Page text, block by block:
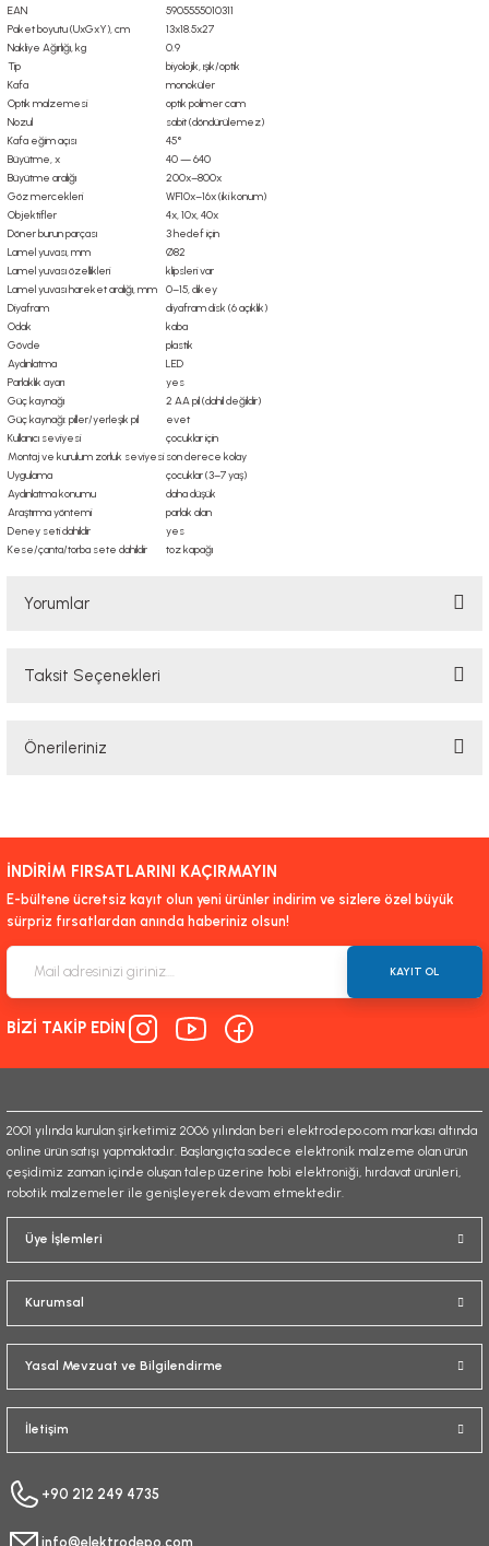
EAN
5905555010311
Paket boyutu (UxGxY), cm
13x18.5x27
Nakliye Ağırlığı, kg
0.9
Tip
biyolojik, ışık/optik
Kafa
monoküler
Optik malzemesi
optik polimer cam
Nozul
sabit (döndürülemez)
Kafa eğim açısı
45°
Büyütme, x
40 — 640
Büyütme aralığı
200x–800x
Göz mercekleri
WF10x–16x (iki konum)
Objektifler
4x, 10x, 40x
Döner burun parçası
3 hedef için
Lamel yuvası, mm
Ø82
Lamel yuvası özellikleri
klipsleri var
Lamel yuvası hareket aralığı, mm
0–15, dikey
Diyafram
diyafram disk (6 açıklık)
Odak
kaba
Gövde
plastik
Aydınlatma
LED
Parlaklık ayarı
yes
Güç kaynağı
2 AA pil (dahil değildir)
Güç kaynağı: piller/yerleşik pil
evet
Kullanıcı seviyesi
çocuklar için
Montaj ve kurulum zorluk seviyesi son derece kolay
Uygulama
çocuklar (3–7 yaş)
Aydınlatma konumu
daha düşük
Araştırma yöntemi
parlak alan
Deney seti dahildir
yes
Kese/çanta/torba sete dahildir
toz kapağı
Yorumlar
Taksit Seçenekleri
Önerileriniz
yetersiz gördüğünüz noktaları öneri formunu kullanarak tarafımıza
iletebilirsiniz.
Görüş ve önerileriniz için teşekkür ederiz.
Ürün açıklamasında eksik bilgiler bulunuyor.
Ürün bilgilerinde hatalar bulunuyor.
Ürün fiyatı diğer sitelerden daha pahalı.
Gönder
İNDİRİM FIRSATLARINI KAÇIRMAYIN
E-bültene ücretsiz kayıt olun yeni ürünler indirim ve sizlere özel büyük
sürpriz fırsatlardan anında haberiniz olsun!
KAYIT OL
BİZİ TAKİP EDİN
2001 yılında kurulan şirketimiz 2006 yılından beri elektrodepo.com markası altında
online ürün satışı yapmaktadır. Başlangıçta sadece elektronik malzeme olan ürün
çeşidimiz zaman içinde oluşan talep üzerine hobi elektroniği, hırdavat ürünleri,
robotik malzemeler ile genişleyerek devam etmektedir.
Üye İşlemleri
Kurumsal
Yasal Mevzuat ve Bilgilendirme
İletişim
+90 212 249 4735
info@elektrodepo.com